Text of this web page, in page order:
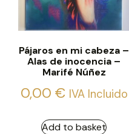
Pájaros en mi cabeza –
Alas de inocencia –
Marifé Núñez
0,00 € IVA Incluido
Add to basket